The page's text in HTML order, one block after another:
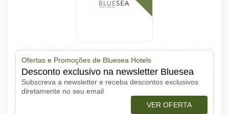
Ofertas e Promoções de Bluesea Hotels
Desconto exclusivo na newsletter Bluesea
Subscreva a newsletter e receba descontos exclusivos
diretamente no seu email
VER OFERTA